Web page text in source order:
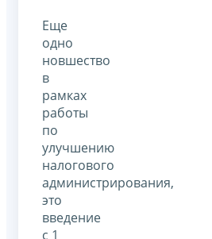
Еще
одно
новшество
в
рамках
работы
по
улучшению
налогового
администрирования,
это
введение
с 1